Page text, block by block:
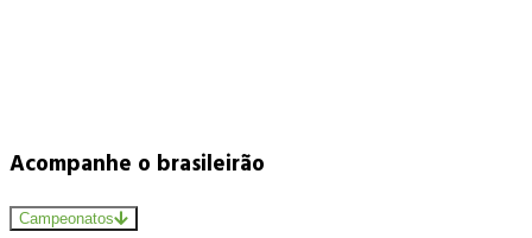
Acompanhe o brasileirão
Campeonatos